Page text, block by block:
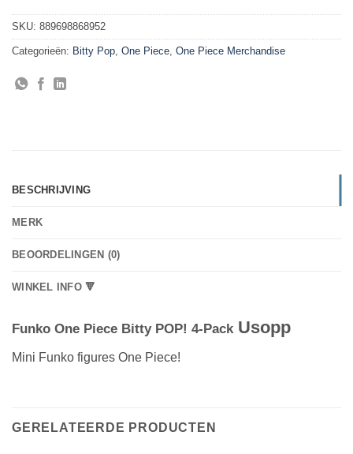
SKU: 889698868952
Categorieën: Bitty Pop, One Piece, One Piece Merchandise
BESCHRIJVING
MERK
BEOORDELINGEN (0)
WINKEL INFO 🔻
Funko One Piece Bitty POP! 4-Pack Usopp
Mini Funko figures One Piece!
GERELATEERDE PRODUCTEN